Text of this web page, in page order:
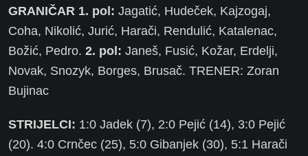
GRANIČAR 1. pol: Jagatić, Hudeček, Kajzogaj,
Coha, Nikolić, Jurić, Harači, Rendulić, Katalenac,
Božić, Pedro. 2. pol: Janeš, Fusić, Kožar, Erdelji,
Novak, Snozyk, Borges, Brusač. TRENER: Zoran
Bujinac
STRIJELCI: 1:0 Jadek (7), 2:0 Pejić (14), 3:0 Pejić
(20). 4:0 Crnčec (25), 5:0 Gibanjek (30), 5:1 Harači